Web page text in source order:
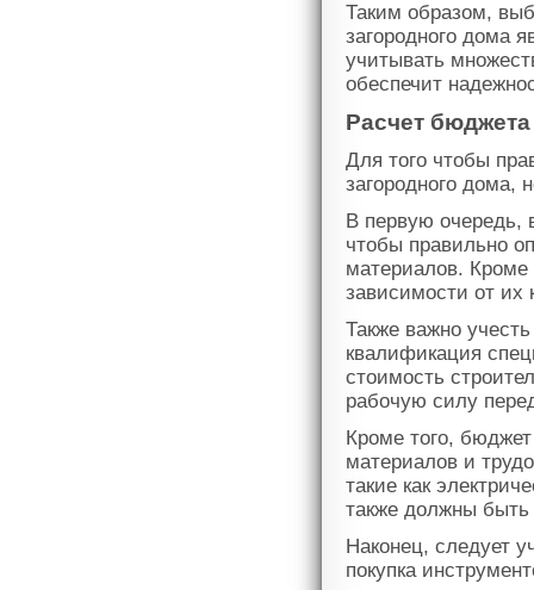
Таким образом,
загородного дома
учитывать
обеспечит
Расчет
Для того чтобы
загородного дома,
В первую очередь,
чтобы правильно
материалов. Кроме
зависимости от их
Также важно
квалификация
стоимость
рабочую силу
Кроме того,
материалов и
такие как
также должны
Наконец, следует
покупка